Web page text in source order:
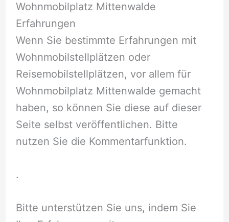
Wohnmobilplatz Mittenwalde
Erfahrungen
Wenn Sie bestimmte Erfahrungen mit
Wohnmobilstellplätzen oder
Reisemobilstellplätzen, vor allem für
Wohnmobilplatz Mittenwalde gemacht
haben, so können Sie diese auf dieser
Seite selbst veröffentlichen. Bitte
nutzen Sie die Kommentarfunktion.
.
Bitte unterstützen Sie uns, indem Sie